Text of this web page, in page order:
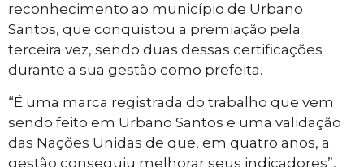
reconhecimento ao município de Urbano
Santos, que conquistou a premiação pela
terceira vez, sendo duas dessas certificações
durante a sua gestão como prefeita.
“É uma marca registrada do trabalho que vem
sendo feito em Urbano Santos e uma validação
das Nações Unidas de que, em quatro anos, a
gestão conseguiu melhorar seus indicadores”,